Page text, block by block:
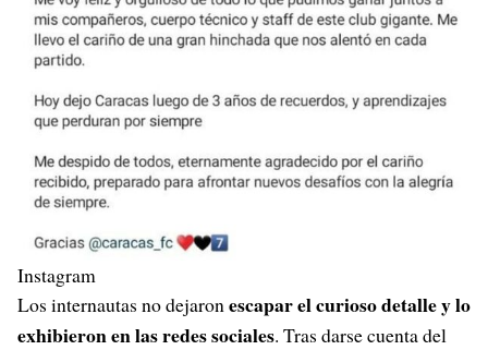
Instagram
Los internautas no dejaron escapar el curioso detalle y lo
exhibieron en las redes sociales. Tras darse cuenta del